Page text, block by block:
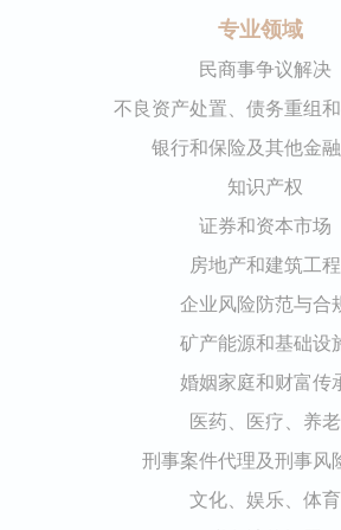
专业领域
民商事争议解决
不良资产处置、债务重组
银行和保险及其他金
知识产权
证券和资本市场
房地产和建筑工程
企业风险防范与合
矿产能源和基础设
婚姻家庭和财富传
医药、医疗、养老
刑事案件代理及刑事风
文化、娱乐、体育